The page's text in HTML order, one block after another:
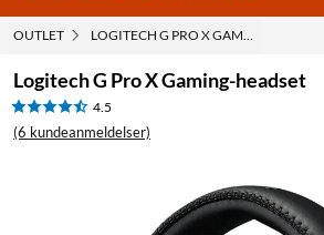
OUTLET LOGITECH G PRO X GAMING-HEADSET
Logitech G Pro X Gaming-headset
4.5
(6 kundeanmeldelser)